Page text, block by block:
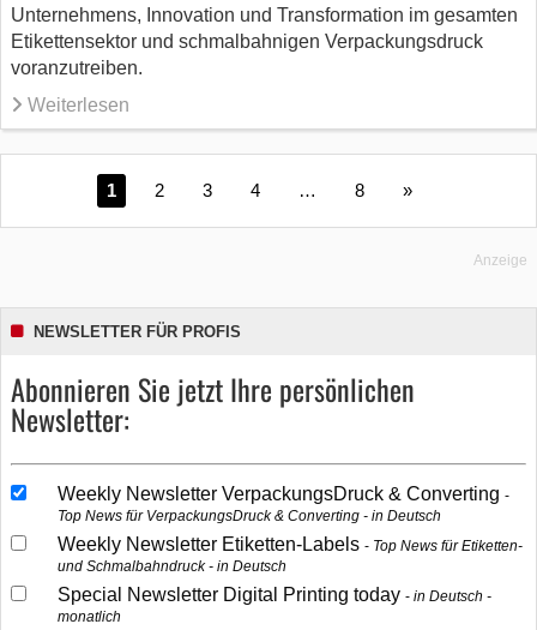
Unternehmens, Innovation und Transformation im gesamten
Etikettensektor und schmalbahnigen Verpackungsdruck
voranzutreiben.
Weiterlesen
1 2 3 4 … 8 »
Anzeige
NEWSLETTER FÜR PROFIS
Abonnieren Sie jetzt Ihre persönlichen
Newsletter:
Weekly Newsletter VerpackungsDruck & Converting
Top News für VerpackungsDruck & Converting - in Deutsch
Weekly Newsletter Etiketten-Labels
Top News für Etiketten-
und Schmalbahndruck - in Deutsch
Special Newsletter Digital Printing today
in Deutsch -
monatlich